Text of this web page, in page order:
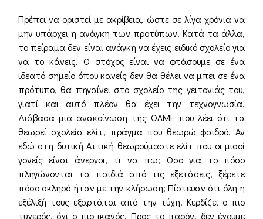
Πρέπει να οριστεί με ακρίβεια, ώστε σε λίγα χρόνια να
μην υπάρχει η ανάγκη των προτύπων. Κατά τα άλλα,
το πείραμα δεν είναι ανάγκη να έχεις ειδικό σχολείο για
να το κάνεις. Ο στόχος είναι να φτάσουμε σε ένα
ιδεατό σημείο όπου κανείς δεν θα θέλει να μπει σε ένα
πρότυπο, θα πηγαίνει στο σχολείο της γειτονιάς του,
γιατί και αυτό πλέον θα έχει την τεχνογνωσία.
Διάβασα μια ανακοίνωση της ΟΛΜΕ που λέει ότι τα
θεωρεί σχολεία ελίτ, πράγμα που θεωρώ φαιδρό. Αν
εδώ στη δυτική Αττική θεωρούμαστε ελίτ που οι μισοί
γονείς είναι άνεργοι, τι να πω; Οσο για το πόσο
πληγώνονται τα παιδιά από τις εξετάσεις, ξέρετε
πόσο σκληρό ήταν με την κλήρωση; Πίστευαν ότι όλη η
εξέλιξή τους εξαρτάται από την τύχη. Κερδίζει ο πιο
τυχερός, όχι ο πιο ικανός. Προς το παρόν, δεν έχουμε